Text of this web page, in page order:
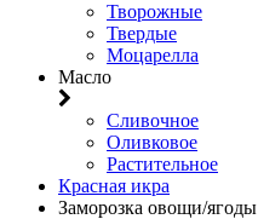
Творожные
Твердые
Моцарелла
Масло
Сливочное
Оливковое
Растительное
Красная икра
Заморозка овощи/ягоды